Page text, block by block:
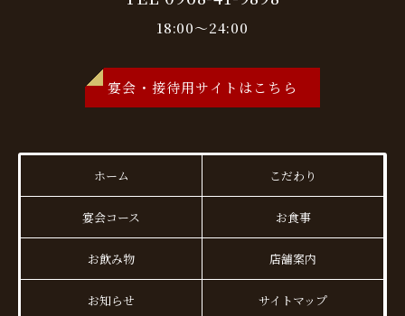
18:00～24:00
宴会・接待用サイトはこちら
ホーム こだわり
宴会コース お食事
お飲み物 店舗案内
お知らせ サイトマップ